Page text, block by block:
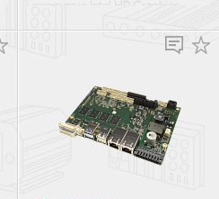
ускорителя Intel HD Graphics
DirectX11.1, OpenGL 4.0...